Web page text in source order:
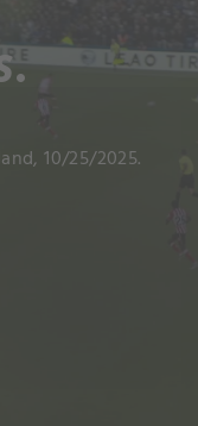
10/25/2025.